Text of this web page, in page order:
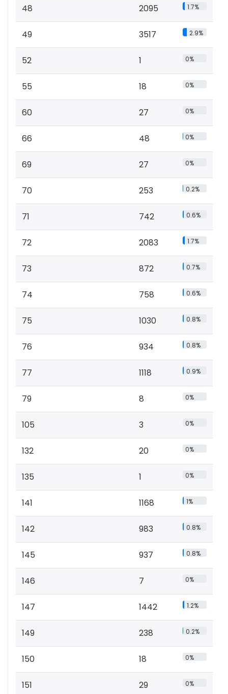
48 2095 1.7%
49 3517 2.9%
52 1 0%
55 18 0%
60 27 0%
66 48 0%
69 27 0%
70 253 0.2%
71 742 0.6%
72 2083 1.7%
73 872 0.7%
74 758 0.6%
75 1030 0.8%
76 934 0.8%
77 1118 0.9%
79 8 0%
105 3 0%
132 20 0%
135 1 0%
141 1168 1%
142 983 0.8%
145 937 0.8%
146 7 0%
147 1442 1.2%
149 238 0.2%
150 18 0%
151 29 0%